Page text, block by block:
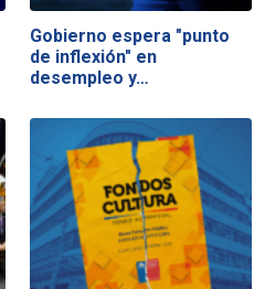
Gobierno espera "punto
de inflexión" en
desempleo y…